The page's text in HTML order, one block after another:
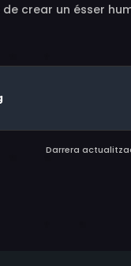
crear un ésser
Darrera